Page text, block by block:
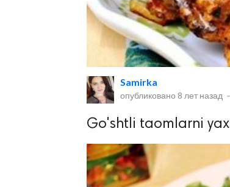
Samirka
опубликовано 8 лет назад
Go'shtli taomlarni